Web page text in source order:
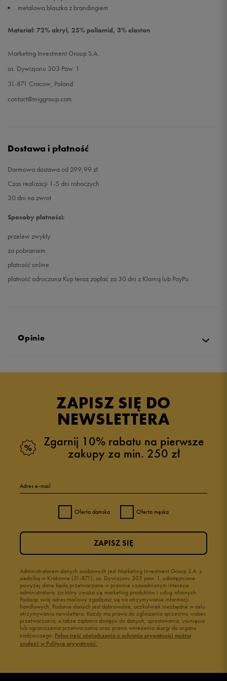
metalowa blaszka z brandingiem
Materiał: 72% akryl, 25% poliamid, 3% elastan
Marketing Investment Group S.A.
os. Dywizjonu 303 Paw. 1
31-871 Cracow, Poland
contact@miggroup.com
Dostawa i płatność
Darmowa dostawa od 299,99 zł
Czas realizacji 1-5 dni roboczych
30 dni na zwrot
Sposoby płatności:
przelew zwykły
za pobraniem
płatność online
płatność odroczona Kup teraz zapłać za 30 dni z Klarną lub PayPo
Opinie
5.0
zebranych i zweryfikowanych przez
4 0%
1 0%
Jak zbieramy opinie?
ZAPISZ SIĘ DO
NEWSLETTERA
Zgarnij 10% rabatu na pierwsze
zakupy za min. 250 zł
Adres e-mail
Oferta damska Oferta męska
Administratorem danych osobowych jest Marketing Investment Group S.A. z
siedzibą w Krakowie (31-871), os. Dywizjonu 303 paw. 1, udostępnione
powyżej dane będą przetwarzane w prawnie uzasadnionym interesie
administratora, za który uważa się marketing produktów i usług własnych.
Podając swój adres mailowy zgadzasz się na otrzymywanie informacji
handlowych. Podanie danych jest dobrowolne, aczkolwiek niezbędne w celu
otrzymywania newslettera. Każdy ma prawo do zgłoszenia sprzeciwu wobec
przetwarzania, a także żądania dostępu do danych, sprostowania, usunięcia
lub ograniczenia przetwarzania oraz prawo wniesienia skargi do organu
nadzorczego. Pełną treść oświadczenia o ochronie prywatności można
znaleźć w Polityce prywatności.
ZAPISZ SIĘ